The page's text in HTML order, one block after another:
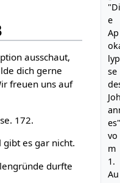
"Di
e
Ap
lyp
se
Joh
es"
vo
m
1.
Au
ausschaut,
dich gerne
freuen uns auf
172.
gibt es gar nicht.
durfte